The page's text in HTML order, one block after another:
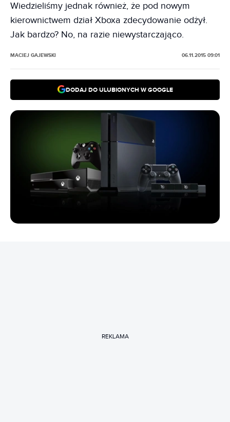
Wiedzieliśmy jednak również, że pod nowym
kierownictwem dział Xboxa zdecydowanie odżył.
Jak bardzo? No, na razie niewystarczająco.
MACIEJ GAJEWSKI 06.11.2015 09:01
DODAJ DO ULUBIONYCH W GOOGLE
REKLAMA